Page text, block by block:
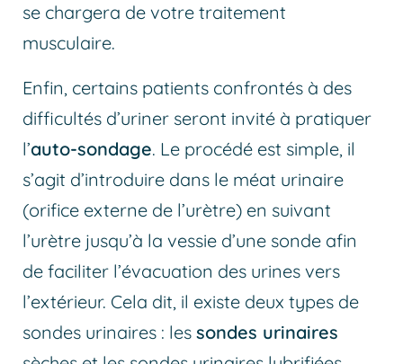
se chargera de votre traitement
musculaire.
Enfin, certains patients confrontés à des
difficultés d’uriner seront invité à pratiquer
l’auto-sondage. Le procédé est simple, il
s’agit d’introduire dans le méat urinaire
(orifice externe de l’urètre) en suivant
l’urètre jusqu’à la vessie d’une sonde afin
de faciliter l’évacuation des urines vers
l’extérieur. Cela dit, il existe deux types de
sondes urinaires : les sondes urinaires